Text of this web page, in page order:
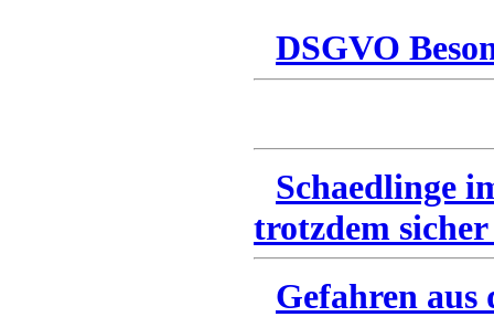
DSGVO
Schaedlinge
trotzdem
Gefahren